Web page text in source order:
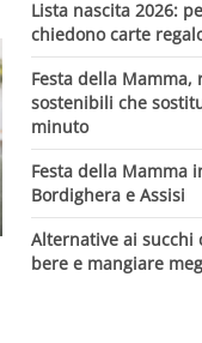
Lista nascita 2026:
chiedono carte
Festa della Mamma,
sostenibili che
minuto
Festa della Mamma
Bordighera e Assisi
Alternative ai succhi
bere e mangiare